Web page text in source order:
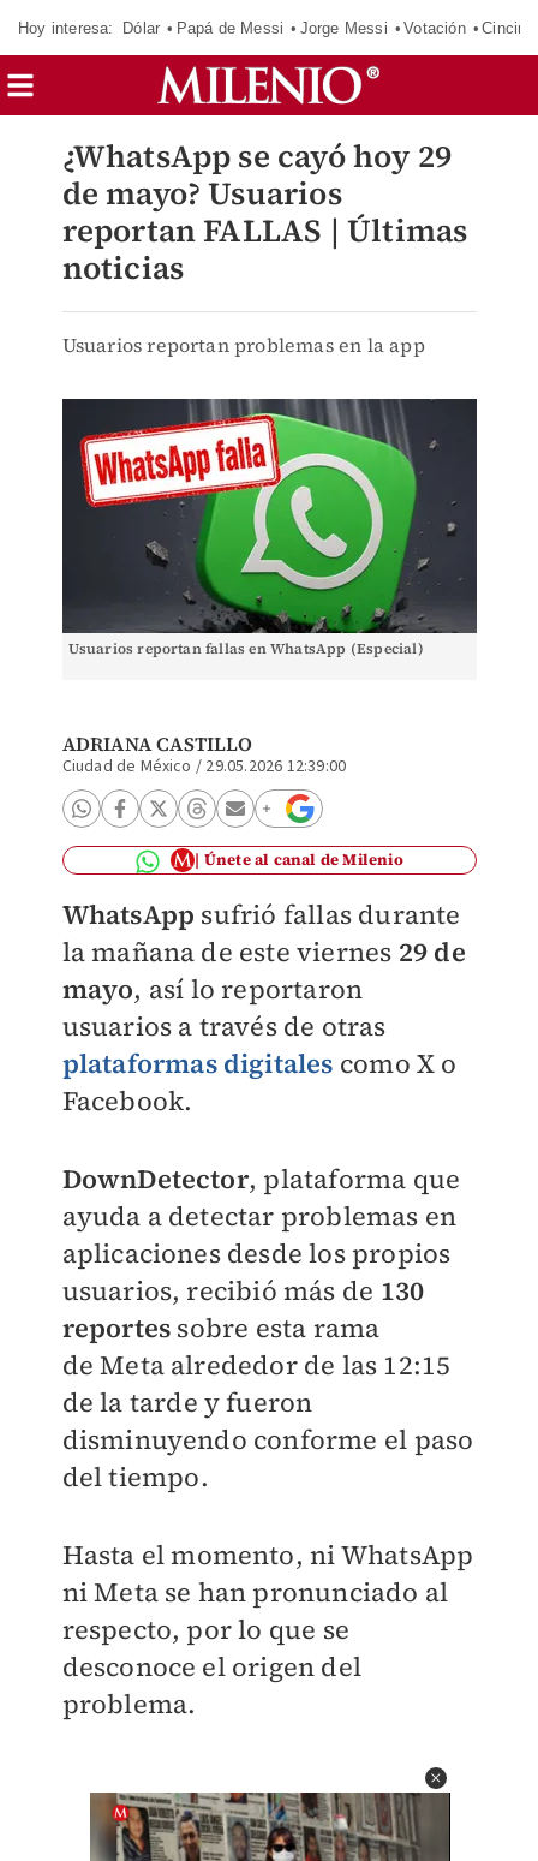
Hoy interesa: Dólar Papá de Messi Jorge Messi Votación
¿WhatsApp se cayó hoy 29
de mayo? Usuarios
reportan FALLAS | Últimas
noticias
Usuarios reportan problemas en la app
Usuarios reportan fallas en WhatsApp (Especial)
ADRIANA CASTILLO
Ciudad de México / 29.05.2026 12:39:00
Únete al canal de Milenio
WhatsApp sufrió fallas durante
la mañana de este viernes 29 de
mayo, así lo reportaron
usuarios a través de otras
plataformas digitales como X o
Facebook.
DownDetector, plataforma que
ayuda a detectar problemas en
aplicaciones desde los propios
usuarios, recibió más de 130
reportes sobre esta rama
de Meta alrededor de las 12:15
de la tarde y fueron
disminuyendo conforme el paso
del tiempo.
Hasta el momento, ni WhatsApp
ni Meta se han pronunciado al
respecto, por lo que se
desconoce el origen del
problema.